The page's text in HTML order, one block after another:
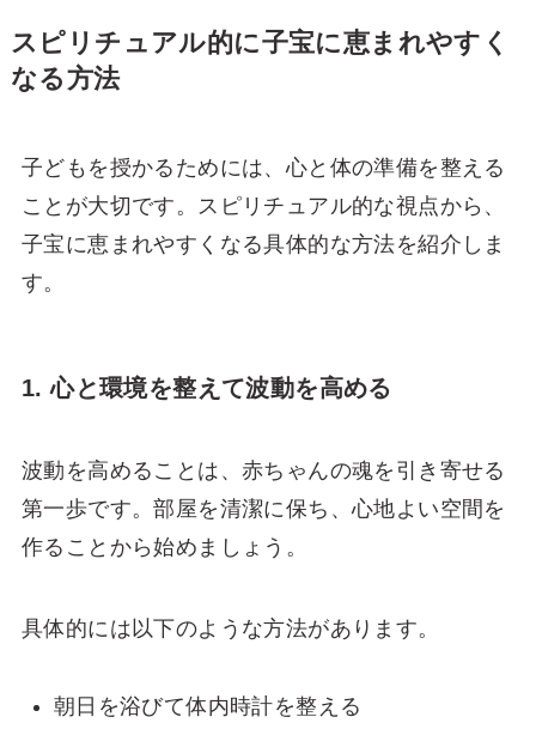
スピリチュアル的に子宝に恵まれやすく
なる方法
子どもを授かるためには、心と体の準備を整える
ことが大切です。スピリチュアル的な視点から、
子宝に恵まれやすくなる具体的な方法を紹介しま
す。
1. 心と環境を整えて波動を高める
波動を高めることは、赤ちゃんの魂を引き寄せる
第一歩です。部屋を清潔に保ち、心地よい空間を
作ることから始めましょう。
具体的には以下のような方法があります。
朝日を浴びて体内時計を整える